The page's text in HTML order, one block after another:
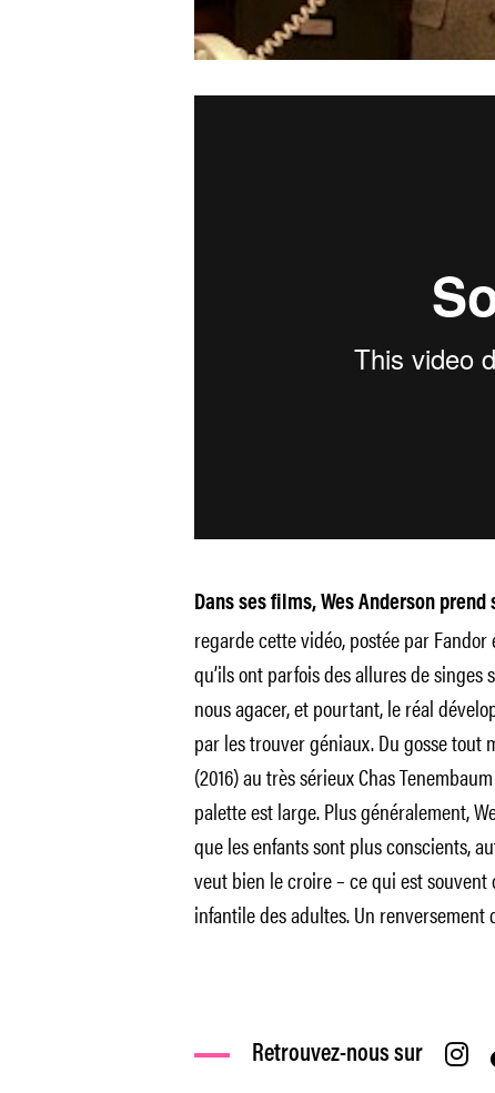
Dans ses films, Wes Anderson prend
regarde cette vidéo, postée par
qu’ils ont parfois des allures de
nous agacer, et pourtant, le réal
par les trouver géniaux. Du gosse tout
(2016) au très sérieux Chas
palette est large. Plus généralement,
que les enfants sont plus conscients,
veut bien le croire – ce qui est
infantile des adultes. Un renversement
Retrouvez-nous sur